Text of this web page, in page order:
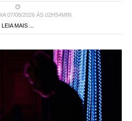
07/08/2026 ÀS 02H54MIN
LEIA MAIS ...